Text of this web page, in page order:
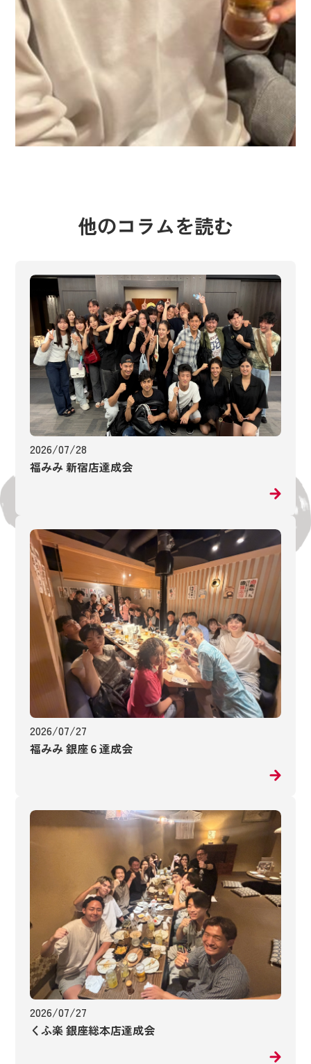
他のコラムを読む
2026/07/28
福みみ 新宿店達成会
2026/07/27
福みみ 銀座６達成会
2026/07/27
くふ楽 銀座総本店達成会